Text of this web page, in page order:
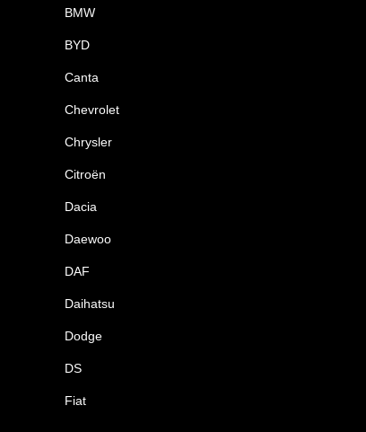
BMW
BYD
Canta
Chevrolet
Chrysler
Citroën
Dacia
Daewoo
DAF
Daihatsu
Dodge
DS
Fiat